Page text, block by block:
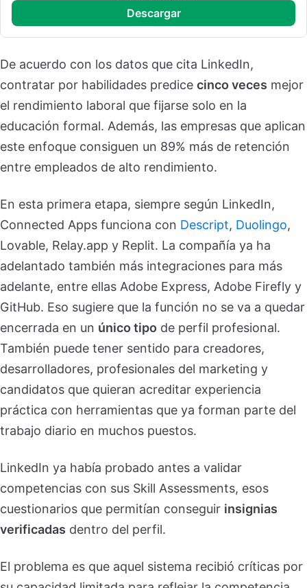
descargar
De acuerdo con los datos que cita LinkedIn,
contratar por habilidades predice cinco veces mejor
el rendimiento laboral que fijarse solo en la
educación formal. Además, las empresas que aplican
este enfoque consiguen un 89% más de retención
entre empleados de alto rendimiento.
En esta primera etapa, siempre según LinkedIn,
Connected Apps funciona con Descript, Duolingo,
Lovable, Relay.app y Replit. La compañía ya ha
adelantado también más integraciones para más
adelante, entre ellas Adobe Express, Adobe Firefly y
GitHub. Eso sugiere que la función no se va a quedar
encerrada en un único tipo de perfil profesional.
También puede tener sentido para creadores,
desarrolladores, profesionales del marketing y
candidatos que quieran acreditar experiencia
práctica con herramientas que ya forman parte del
trabajo diario en muchos puestos.
LinkedIn ya había probado antes a validar
competencias con sus Skill Assessments, esos
cuestionarios que permitían conseguir insignias
verificadas dentro del perfil.
El problema es que aquel sistema recibió críticas por